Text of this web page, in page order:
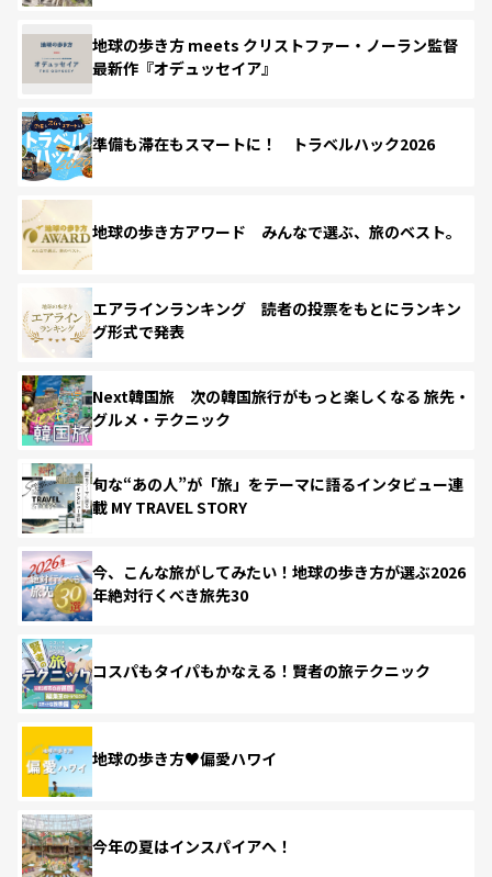
地球の歩き方 meets クリストファー・ノーラン監督
最新作『オデュッセイア』
準備も滞在もスマートに！ トラベルハック2026
地球の歩き方アワード みんなで選ぶ、旅のベスト。
エアラインランキング 読者の投票をもとにランキン
グ形式で発表
Next韓国旅 次の韓国旅行がもっと楽しくなる 旅先・
グルメ・テクニック
旬な“あの人”が「旅」をテーマに語るインタビュー連
載 MY TRAVEL STORY
今、こんな旅がしてみたい！地球の歩き方が選ぶ2026
年絶対行くべき旅先30
コスパもタイパもかなえる！賢者の旅テクニック
地球の歩き方♥偏愛ハワイ
今年の夏はインスパイアへ！